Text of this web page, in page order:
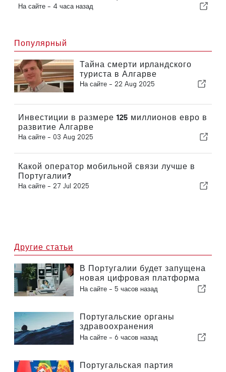
На сайте - 4 часа назад
Популярный
Тайна смерти ирландского
туриста в Алгарве
На сайте - 22 Aug 2025
Инвестиции в размере 125 миллионов евро в
развитие Алгарве
На сайте - 03 Aug 2025
Какой оператор мобильной связи лучше в
Португалии?
На сайте - 27 Jul 2025
Другие статьи
В Португалии будет запущена
новая цифровая платформа
в сфере здравоохранения
На сайте - 5 часов назад
Португальские органы
здравоохранения
предупреждают об опасности
На сайте - 6 часов назад
Португальская партия